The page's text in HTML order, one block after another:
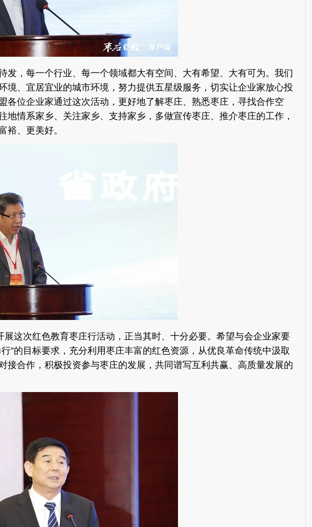
发，每一个行业、每一个领域都大有空间、大有希望、大有可为。我们
境、宜居宜业的城市环境，努力提供五星级服务，切实让企业家放心投
各位企业家通过这次活动，更好地了解枣庄、熟悉枣庄，寻找合作空
情系家乡、关注家乡、支持家乡，多做宣传枣庄、推介枣庄的工作，
裕、更美好。
展这次红色教育枣庄行活动，正当其时、十分必要。希望与会企业家要
”的目标要求，充分利用枣庄丰富的红色资源，从优良革命传统中汲取
接合作，积极投资参与枣庄的发展，共同谱写互利共赢、高质量发展的